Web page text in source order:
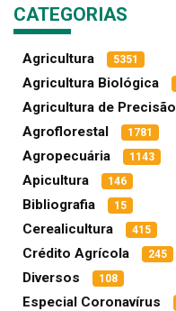
CATEGORIAS
Agricultura 5351
Agricultura Biológica
Agricultura de Precisão
Agroflorestal 1781
Agropecuária 1143
Apicultura 146
Bibliografia 15
Cerealicultura 415
Crédito Agrícola 245
Diversos 108
Especial Coronavírus